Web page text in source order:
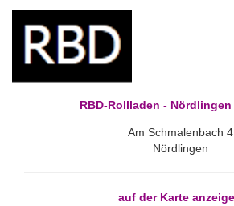
RBD-Rollladen - Nördlingen
Am Schmalenbach 4
Nördlingen
auf der Karte